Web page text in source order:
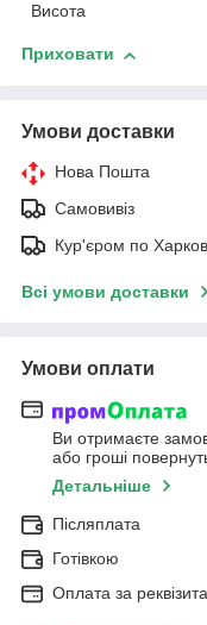
Висота
Приховати
Умови доставки
Нова Пошта
Самовивіз
Кур'єром по
Всі умови доставки
Умови оплати
Ви отримаєте
або гроші
Детальніше
Післяплата
Готівкою
Оплата за